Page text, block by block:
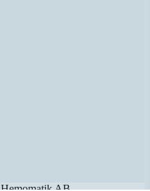
Hemomatik AB